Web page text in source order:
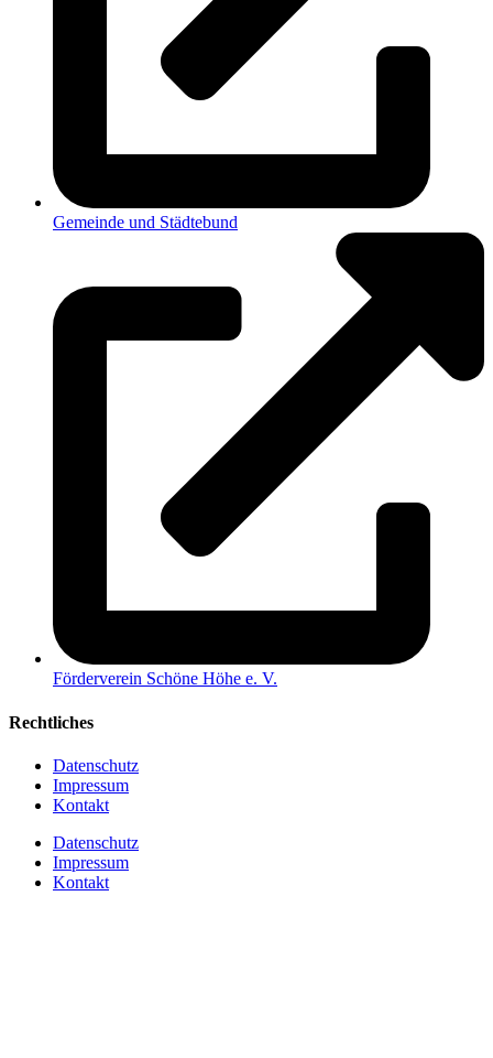
Gemeinde und Städtebund
Förderverein Schöne Höhe e. V.
Rechtliches
Datenschutz
Impressum
Kontakt
Datenschutz
Impressum
Kontakt